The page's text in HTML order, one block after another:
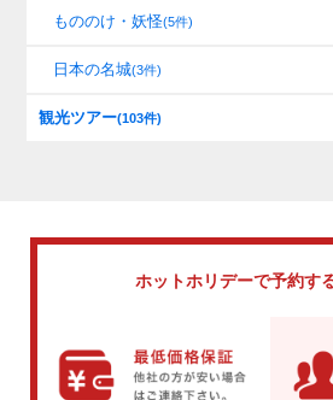
もののけ・妖怪(5件)
日本の名城(3件)
観光ツアー(103件)
ホットホリデーで予約す